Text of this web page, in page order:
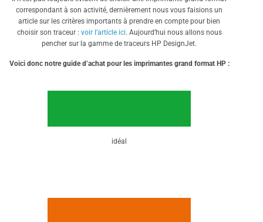
correspondant à son activité, dernièrement nous vous faisions un
article sur les critères importants à prendre en compte pour bien
choisir son traceur : voir l’article ici. Aujourd’hui nous allons nous
pencher sur la gamme de traceurs HP DesignJet.
Voici donc notre guide d’achat pour les imprimantes grand format HP :
idéal